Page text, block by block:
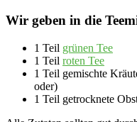
Wir geben in die
1 Teil grünen Tee
1 Teil roten Tee
1 Teil gemischte
oder)
1 Teil getrocknete